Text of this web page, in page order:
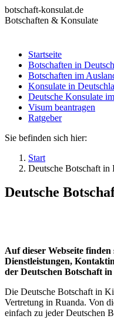
Zum
Inhalt
botschaft-konsulat.de
Botschaften & Konsulate
Startseite
Botschaften in
Botschaften im
Konsulate in
Deutsche Konsulate im
Visum beantragen
Ratgeber
Startseite
Botschaften in
Botschaften im
Konsulate in
Deutsche Konsulate
Visum beantragen
Ratgeber
Sie befinden sich hier:
Start
Deutsche Botschaft in
Deutsche
Auf dieser Webseite finden
Dienstleistungen,
der Deutschen Botschaft
Die Deutsche Botschaft in
Vertretung in Ruanda. Von
einfach zu jeder Deutschen